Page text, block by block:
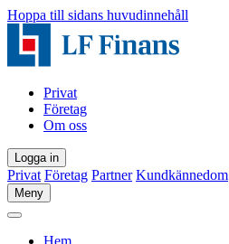
Hoppa till sidans huvudinnehåll
Privat
Företag
Om oss
Logga in
Privat Företag Partner Kundkännedom
Meny
Hem